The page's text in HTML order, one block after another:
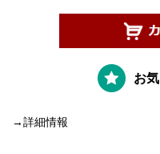
お
→詳細情報